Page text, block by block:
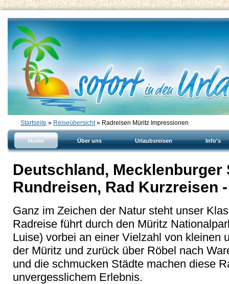
Startseite » Reiseübersicht» Radreisen Müritz Impressionen
Home Über uns Urlaubsreisen Info's
Deutschland, Mecklenburger
Rundreisen, Rad Kurzreisen
Ganz im Zeichen der Natur steht unser
Radreise führt durch den Müritz
Luise) vorbei an einer Vielzahl von kleinen
der Müritz und zurück über Röbel nach
und die schmucken Städte machen diese
unvergesslichem Erlebnis.